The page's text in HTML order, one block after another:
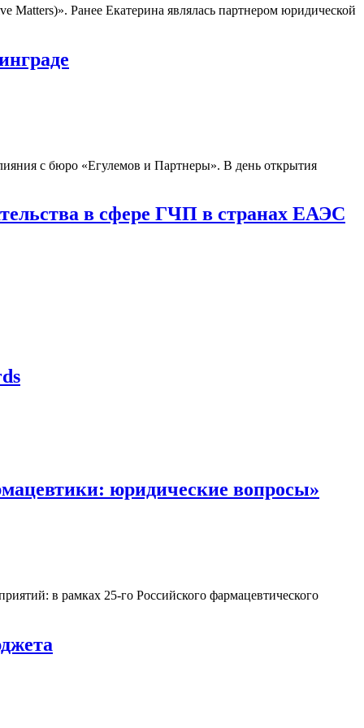
Matters)». Ранее Екатерина являлась партнером юридической
с бюро «Егулемов и Партнеры». В день открытия
в сфере ГЧП в странах ЕАЭС
юридические вопросы»
в рамках 25-го Российского фармацевтического